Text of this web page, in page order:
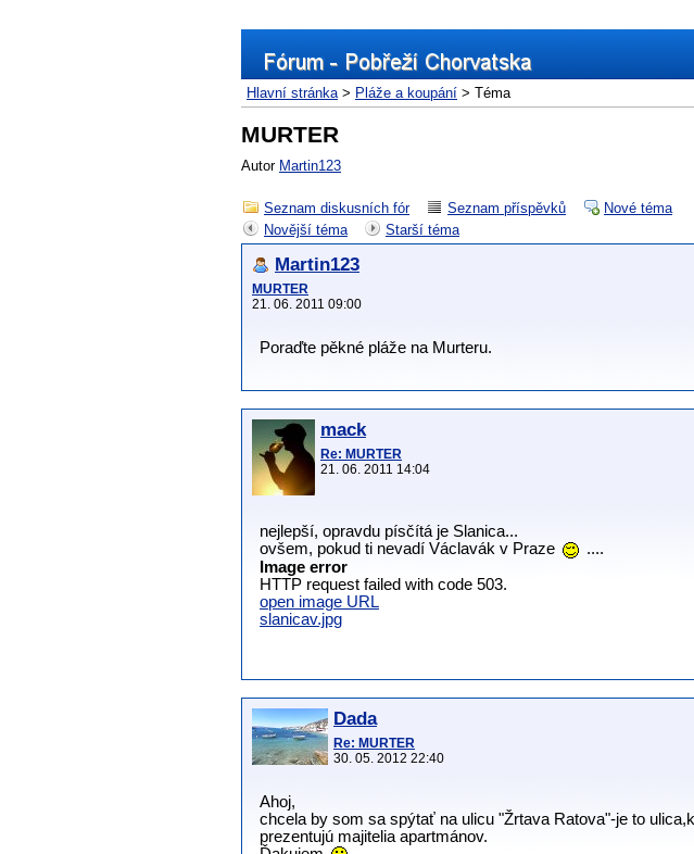
Hlavní stránka> Pláže a koupání > Téma
MURTER
Autor Martin123
Seznam diskusních fór Seznam příspěvků
Nové téma
Novější téma
Starší téma
Martin123
MURTER
21. 06. 2011 09:00
Poraďte pěkné pláže na Murteru.
mack
Re: MURTER
21. 06. 2011 14:04
nejlepší, opravdu písčítá je Slanica...
ovšem, pokud ti nevadí Václavák v Praze
....
Image error
HTTP request failed with code 503.
open image URL
slanicav.jpg
Dada
Re: MURTER
30. 05. 2012 22:40
Ahoj,
chcela by som sa spýtať na ulicu "Žrtava Ratova"-je to
prezentujú majitelia apartmánov.